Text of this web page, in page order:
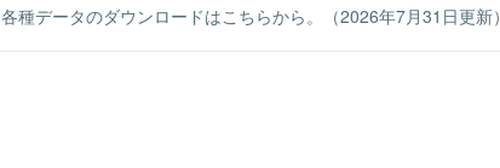
各種データのダウンロードはこちらから。（2026年7月31日更新）